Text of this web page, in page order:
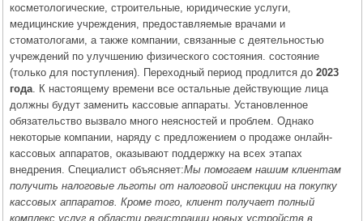
косметологические, строительные, юридические услуги,
медицинские учреждения, предоставляемые врачами и
стоматологами, а также компании, связанные с деятельностью
учреждений по улучшению физического состояния. состояние
(только для поступления). Переходный период продлится до 2023
года . К настоящему времени все остальные действующие лица
должны будут заменить кассовые аппараты. Установленное
обязательство вызвало много неясностей и проблем. Однако
некоторые компании, наряду с предложением о продаже онлайн-
кассовых аппаратов, оказывают поддержку на всех этапах
внедрения. Специалист объясняет:Мы помогаем нашим клиентам
получить налоговые льготы от налоговой инспекции на покупку
кассовых аппаратов. Кроме того, клиент получает полный
комплекс услуг в области регистрации новых устройств в